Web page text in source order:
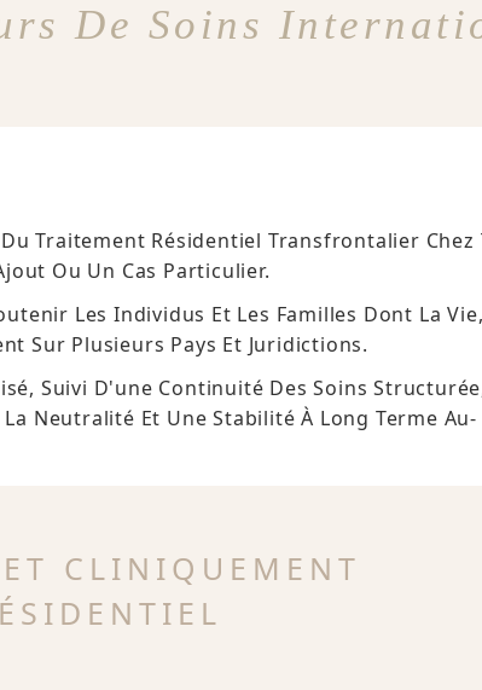
De Soins
Traitement Résidentiel Transfrontalier Chez
Ou Un Cas Particulier.
Les Individus Et Les Familles Dont La Vie,
Sur Plusieurs Pays Et Juridictions.
Suivi D'une Continuité Des Soins
Neutralité Et Une Stabilité À Long Terme Au-
CLINIQUEMENT